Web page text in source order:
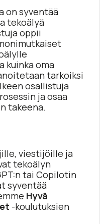
on syventää
tekoälyä
oppii
kuinka oma
tarkoiksi
osallistuja
ja osaa
takeena.
viestijöille ja
tekoälyn
tai Copilotin
syventää
Hyvä
-koulutuksien